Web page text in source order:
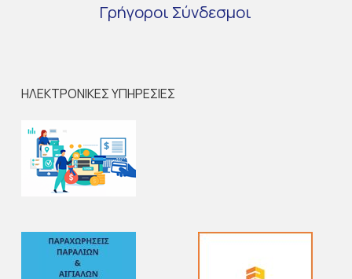
Γρήγοροι Σύνδεσμοι
ΗΛΕΚΤΡΟΝΙΚΕΣ ΥΠΗΡΕΣΙΕΣ